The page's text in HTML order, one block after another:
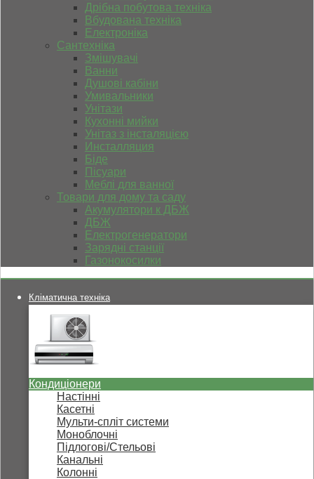
Дрібна побутова техніка
Вбудована техніка
Електроніка
Сантехніка
Змішувачі
Ванни
Душові кабіни
Умивальники
Унітази
Кухонні мийки
Унітаз з інсталяцією
Инсталляция
Біде
Пісуари
Меблі для ванної
Товари для дому та саду
Акумулятори к ДБЖ
ДБЖ
Електрогенератори
Зарядні станції
Газонокосилки
Кліматична техніка
Кондиціонери
Настінні
Касетні
Мульти-спліт системи
Моноблочні
Підлогові/Стельові
Канальні
Колонні